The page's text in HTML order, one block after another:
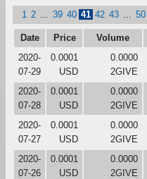
1 2 39 40 41 42 43 50
Date Price Volume
2020-
07-29
0.0001
USD
0.0000
2GIVE
2020-
07-28
0.0001
USD
0.0000
2GIVE
2020-
07-27
0.0001
USD
0.0000
2GIVE
2020-
07-26
0.0001
USD
0.0000
2GIVE